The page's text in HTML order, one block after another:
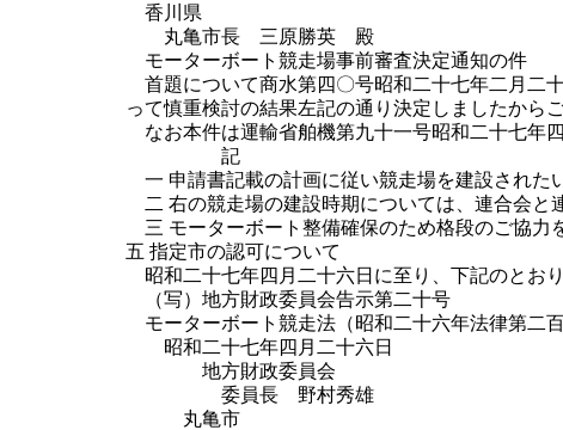
香川県
丸亀市長 三原勝英 殿
モーターボート競走場事前審査決定通知の件
首題について商水第四〇号昭和二十七年二月二
って慎重検討の結果左記の通り決定しましたから
なお本件は運輸省舶機第九十一号昭和二十七年
記
一 申請書記載の計画に従い競走場を建設された
二 右の競走場の建設時期については、連合会と
三 モーターボート整備確保のため格段のご協力
五 指定市の認可について
昭和二十七年四月二十六日に至り、下記のとおり
（写）地方財政委員会告示第二十号
モーターボート競走法（昭和二十六年法律第二
昭和二十七年四月二十六日
地方財政委員会
委員長 野村秀雄
丸亀市